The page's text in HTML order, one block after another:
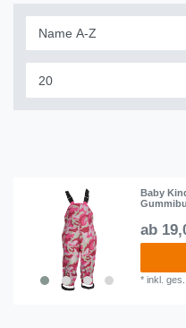
Baby
ab
*inkl. ges.